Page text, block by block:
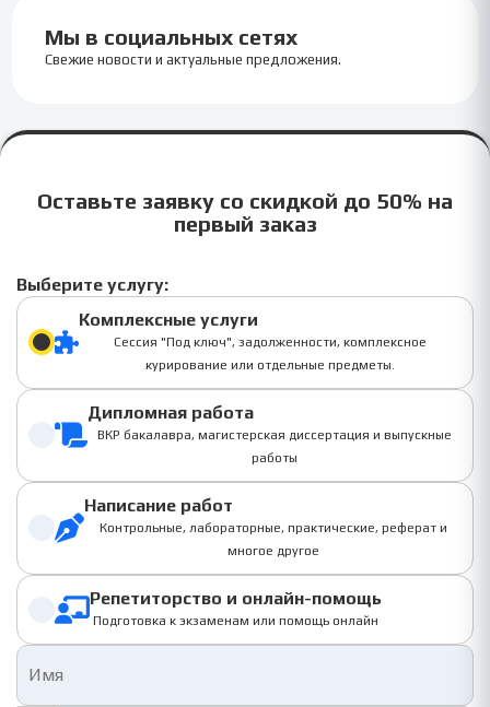
Мы в социальных сетях
Свежие новости и актуальные предложения.
Оставьте заявку со скидкой до 50% на
первый заказ
Выберите услугу:
Комплексные услуги
Сессия "Под ключ", задолженности, комплексное
курирование или отдельные предметы.
Дипломная работа
ВКР бакалавра, магистерская диссертация и выпускные
работы
Написание работ
Контрольные, лабораторные, практические, реферат и
многое другое
Репетиторство и онлайн-помощь
Подготовка к экзаменам или помощь онлайн